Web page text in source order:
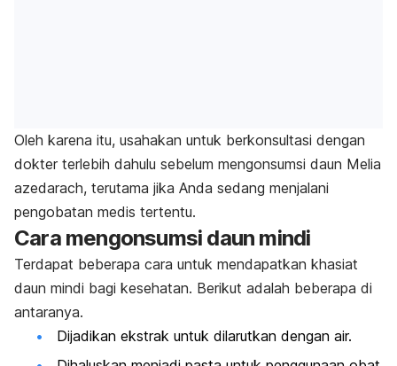
Oleh karena itu, usahakan untuk berkonsultasi dengan
dokter terlebih dahulu sebelum mengonsumsi daun Melia
azedarach, terutama jika Anda sedang menjalani
pengobatan medis tertentu.
Cara mengonsumsi daun mindi
Terdapat beberapa cara untuk mendapatkan khasiat
daun mindi bagi kesehatan. Berikut adalah beberapa di
antaranya.
Dijadikan ekstrak untuk dilarutkan dengan air.